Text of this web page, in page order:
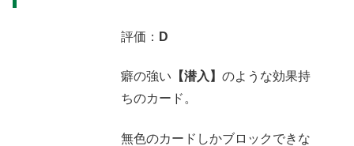
評価： D
癖の強い 【潜入】 のような効果持
ちのカード。
無色のカードしかブロックできな